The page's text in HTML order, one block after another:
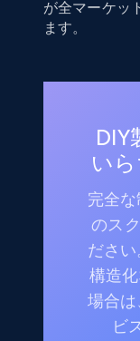
が全マーケッ
ます。
DIY
い
完全
のス
ださ
構造
場合
ビ